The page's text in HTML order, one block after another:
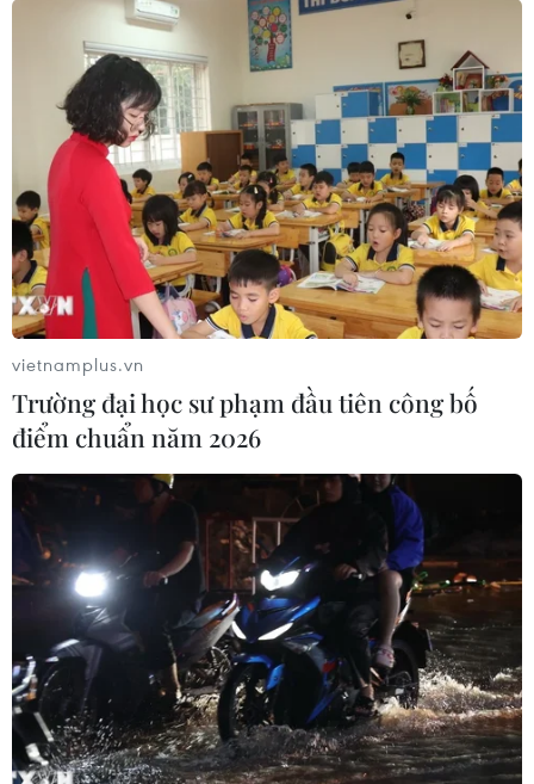
vietnamplus.vn
Trường đại học sư phạm đầu tiên công bố
điểm chuẩn năm 2026